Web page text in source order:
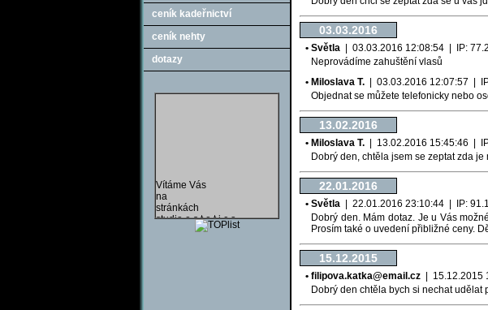
ceník kadeřnictví
ceník nehty
dotazy
Vítáme Vás
na
stránkách
studia e s t e t i c a
03.03.2016
• Světla | 03.03.2016 12:08:54 | IP:
Neprovádíme zahuštění vlasů
• Miloslava T. | 03.03.2016 12:07:57 |
Objednat se můžete telefonicky nebo
13.02.2016
• Miloslava T. | 13.02.2016 15:45:46 |
Dobrý den, chtěla jsem se zeptat zda
22.01.2016
• Světla | 22.01.2016 23:10:44 | IP:
Dobrý den. Mám dotaz. Je u Vás
Prosím také o uvedení přibližné ceny.
15.12.2015
• filipova.katka@email.cz | 15.12.2015
Dobrý den chtěla bych si nechat